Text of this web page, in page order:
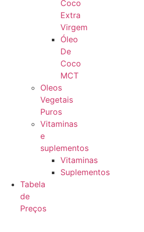
Coco
Extra
Virgem
Óleo
De
Coco
MCT
Oleos
Vegetais
Puros
Vitaminas
e
suplementos
Vitaminas
Suplementos
Tabela
de
Preços